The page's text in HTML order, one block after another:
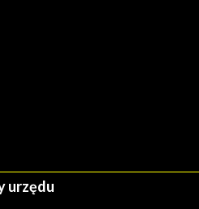
urzędu